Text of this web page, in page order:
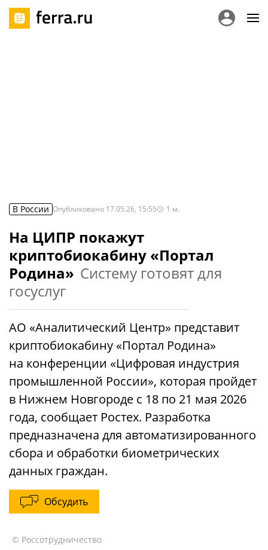
В России Опубликовано 17.05.26, 15:55 1 м.
На ЦИПР покажут
криптобиокабину «Портал
Родина» Систему готовят для
госуслуг
АО «Аналитический Центр» представит
криптобиокабину «Портал Родина»
на конференции «Цифровая индустрия
промышленной России», которая пройдет
в Нижнем Новгороде с 18 по 21 мая 2026
года, сообщает Ростех. Разработка
предназначена для автоматизированного
сбора и обработки биометрических
данных граждан.
Обсудить
© Россотрудничество